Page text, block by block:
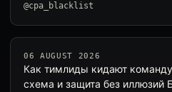
@cpa_blacklist
06 AUGUST 2026
Как тимлиды кидают
схема и защита без иллюзий